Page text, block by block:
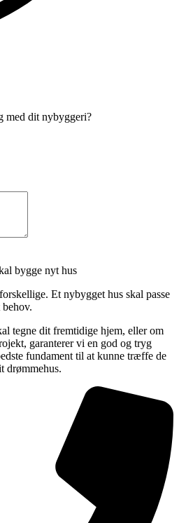
med dit nybyggeri?
bygge nyt hus
Et nybygget hus skal passe
tegne dit fremtidige hjem, eller om
garanterer vi en god og tryg
fundament til at kunne træffe de
drømmehus.